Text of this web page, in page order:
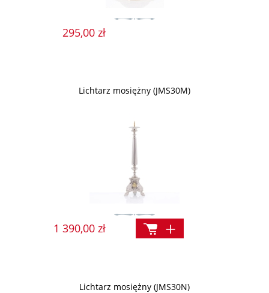
295,00 zł
Lichtarz mosiężny (JMS30M)
1 390,00 zł
Lichtarz mosiężny (JMS30N)